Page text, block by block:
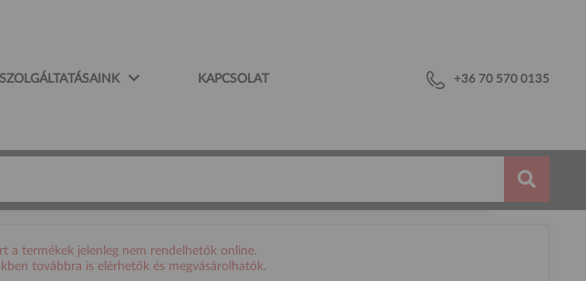
SZOLGÁLTATÁSAINK KAPCSOLAT +36 70 570 0135
a termékek jelenleg nem rendelhetők online.
továbbra is elérhetők és megvásárolhatók.